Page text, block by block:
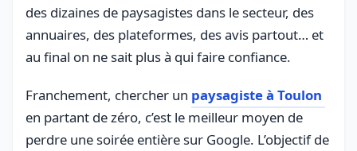
des dizaines de paysagistes dans le secteur, des
annuaires, des plateformes, des avis partout… et
au final on ne sait plus à qui faire confiance.
Franchement, chercher un paysagiste à Toulon
en partant de zéro, c’est le meilleur moyen de
perdre une soirée entière sur Google. L’objectif de